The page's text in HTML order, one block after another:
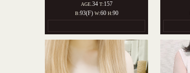
AGE. 34 T:157
B:93(F) W:60 H:90